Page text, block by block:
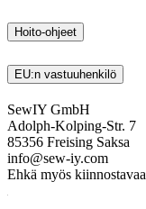
Hoito-ohjeet
EU:n vastuuhenkilö
SewIY GmbH
Adolph-Kolping-Str. 7
85356 Freising Saksa
info@sew-iy.com
Ehkä myös kiinnostavaa